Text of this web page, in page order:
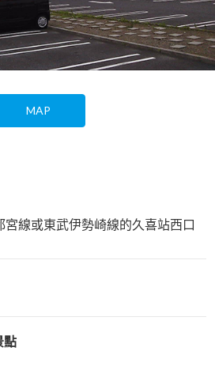
MAP
宮線或東武伊勢崎線的久喜站西口
點